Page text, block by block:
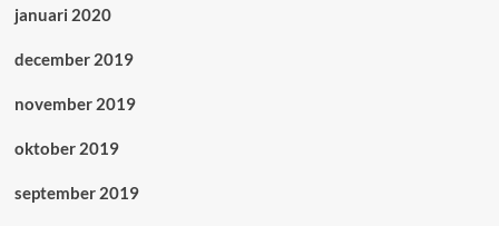
januari 2020
december 2019
november 2019
oktober 2019
september 2019